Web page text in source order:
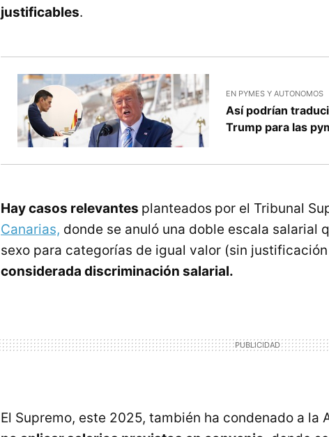
justificables.
EN PYMES Y AUTONOMOS
Así podrían
Trump para las
Hay casos relevantes planteados por el Tribunal
Canarias, donde se anuló una doble escala salarial
sexo para categorías de igual valor (sin
considerada discriminación salarial.
El Supremo, este 2025, también ha condenado a la